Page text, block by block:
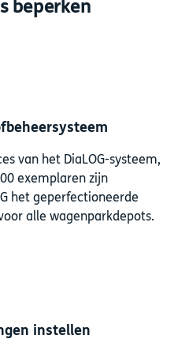
beperken
van het DiaLOG-systeem,
exemplaren zijn
het geperfectioneerde
alle wagenparkdepots.
instellen